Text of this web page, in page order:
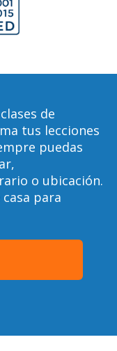
de
tus lecciones
puedas
o ubicación.
para